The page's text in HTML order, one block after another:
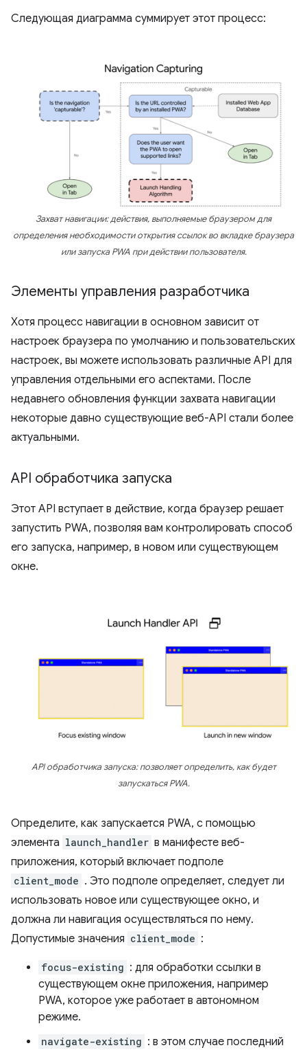
Следующая диаграмма суммирует этот процесс:
Захват навигации: действия, выполняемые браузером для
определения необходимости открытия ссылок во вкладке браузера
или запуска PWA при действии пользователя.
Элементы управления разработчика
Хотя процесс навигации в основном зависит от
настроек браузера по умолчанию и пользовательских
настроек, вы можете использовать различные API для
управления отдельными его аспектами. После
недавнего обновления функции захвата навигации
некоторые давно существующие веб-API стали более
актуальными.
API обработчика запуска
Этот API вступает в действие, когда браузер решает
запустить PWA, позволяя вам контролировать способ
его запуска, например, в новом или существующем
окне.
API обработчика запуска: позволяет определить, как будет
запускаться PWA.
Определите, как запускается PWA, с помощью
элемента launch_handler в манифесте веб-
приложения, который включает подполе
client_mode . Это подполе определяет, следует ли
использовать новое или существующее окно, и
должна ли навигация осуществляться по нему.
Допустимые значения client_mode :
focus-existing : для обработки ссылки в
существующем окне приложения, например
PWA, которое уже работает в автономном
режиме.
navigate-existing : в этом случае последний